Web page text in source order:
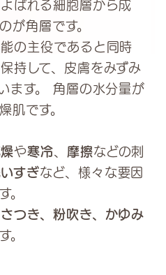
ばれる細胞層から成
が角層です。
の主役であると同時
持して、皮膚をみずみ
ます。 角層の水分量が
肌です。
や寒冷 摩擦などの刺
すぎなど、様々な要因
。
つき、粉吹き、かゆみ
。